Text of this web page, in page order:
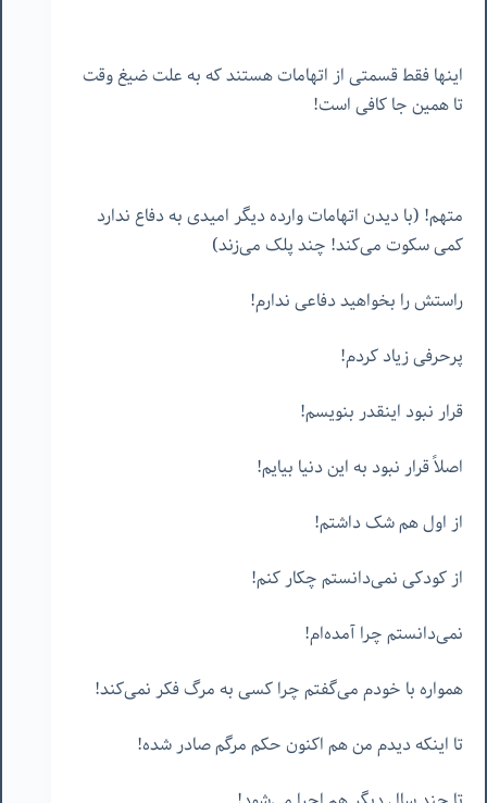
اینها فقط قسمتی از اتهامات هستند که به علت ضیغ وقت
تا همین جا کافی است!
متهم! (با دیدن اتهامات وارده دیگر امیدی به دفاع ندارد
کمی سکوت می‌کند! چند پلک می‌زند)
راستش را بخواهید دفاعی ندارم!
پرحرفی زیاد کردم!
قرار نبود اینقدر بنویسم!
اصلاً قرار نبود به این دنیا بیایم!
از اول هم شک داشتم!
از کودکی نمی‌دانستم چکار کنم!
نمی‌دانستم چرا آمده‌ام!
همواره با خودم می‌گفتم چرا کسی به مرگ فکر نمی‌کند!
تا اینکه دیدم من هم اکنون حکم مرگم صادر شده!